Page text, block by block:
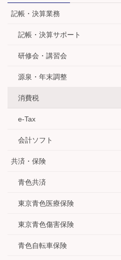
記帳・決算業務
記帳・決算サポート
研修会・講習会
源泉・年末調整
消費税
e-Tax
会計ソフト
共済・保険
青色共済
東京青色医療保険
東京青色傷害保険
青色自転車保険